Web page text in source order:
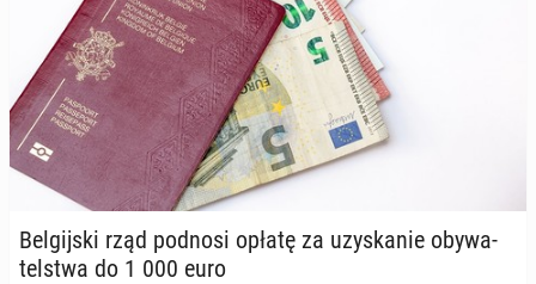
Bel­gij­ski rząd podnosi opłatę za uzy­ska­nie oby­wa­
tel­stwa do 1 000 euro